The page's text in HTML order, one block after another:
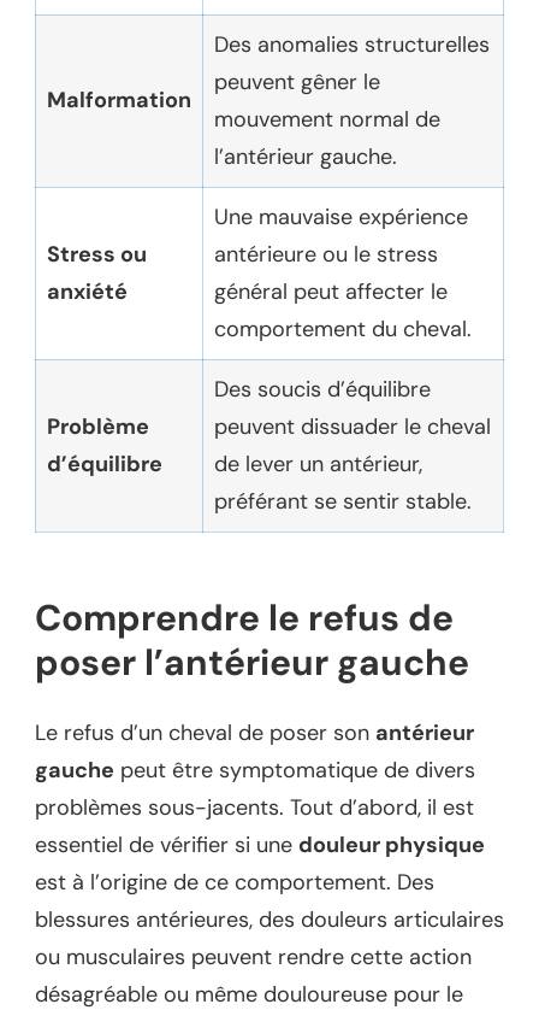
Malformation
Des anomalies structurelles
peuvent gêner le
mouvement normal de
l’antérieur gauche.
Stress ou
anxiété
Une mauvaise expérience
antérieure ou le stress
général peut affecter le
comportement du cheval.
Problème
d’équilibre
Des soucis d’équilibre
peuvent dissuader le cheval
de lever un antérieur,
préférant se sentir stable.
Comprendre le refus de
poser l’antérieur gauche
Le refus d’un cheval de poser son antérieur
gauche peut être symptomatique de divers
problèmes sous-jacents. Tout d’abord, il est
essentiel de vérifier si une douleur physique
est à l’origine de ce comportement. Des
blessures antérieures, des douleurs articulaires
ou musculaires peuvent rendre cette action
désagréable ou même douloureuse pour le